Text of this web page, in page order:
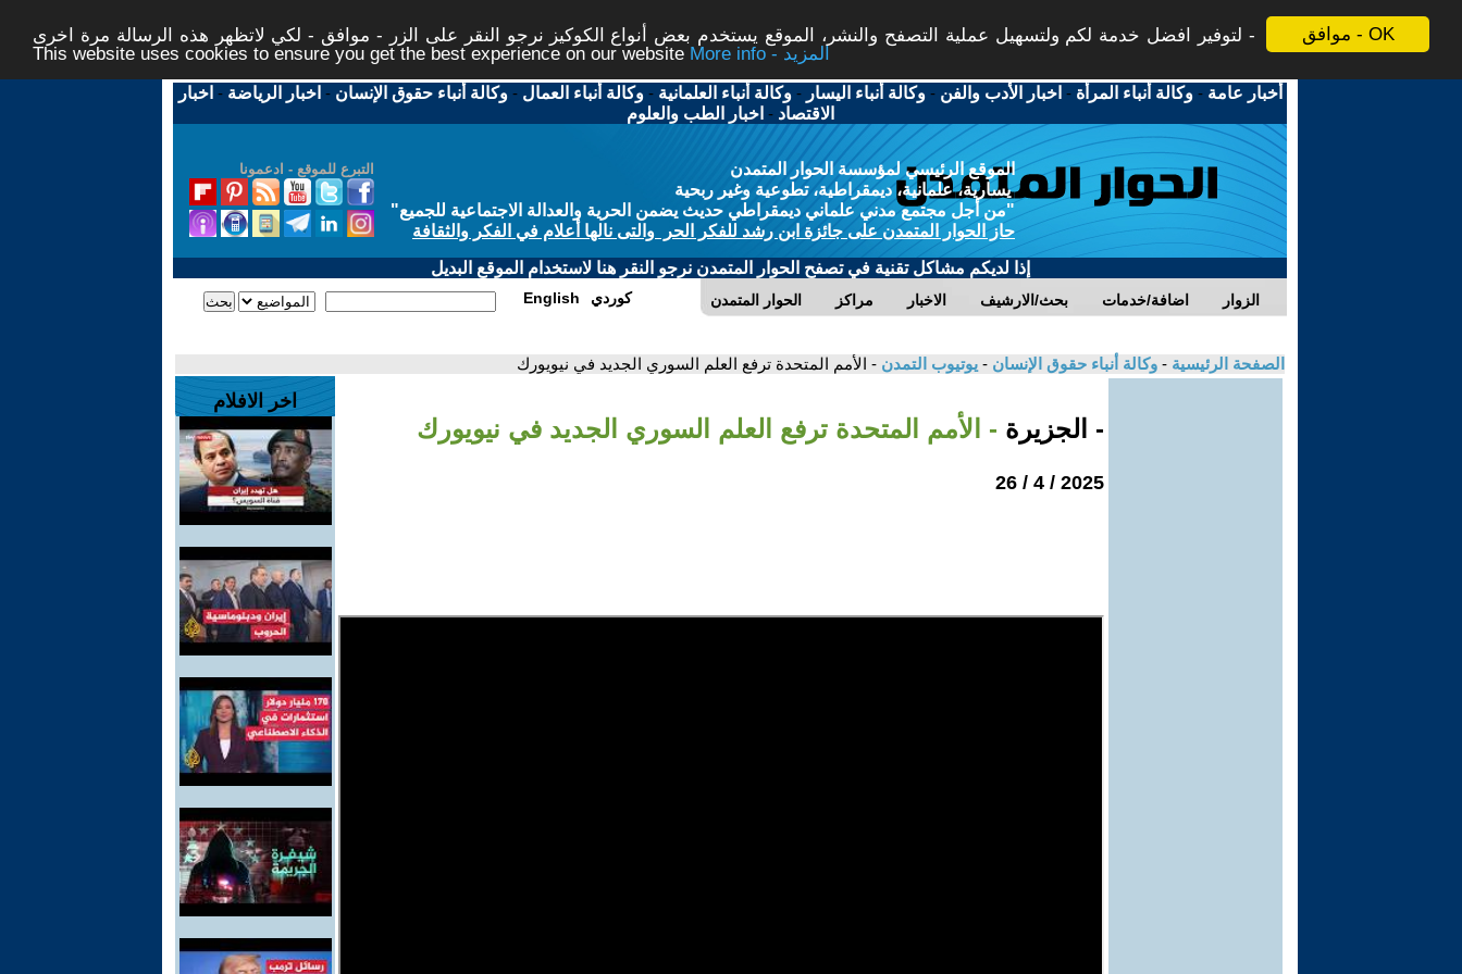
موافق - OK
لتوفير افضل خدمة لكم ولتسهيل عملية التصفح والنشر، الموقع يستخدم بعض أنواع الكوكيز نرجو النقر على الزر - موافق - لكي لاتظهر هذه الرسالة مرة اخرى -
This website uses cookies to ensure you get the best experience on our website
More info - المزيد
أخبار عامة -وكالة أنباء المرأة - اخبار الأدب والفن -وكالة أنباء اليسار -وكالة أنباء العلمانية -وكالة أنباء العمال -وكالة أنباء حقوق الإنسان - اخبار الرياضة - اخبار
الاقتصاد - اخبار الطب والعلوم
التبرع للموقع - ادعمونا
الموقع الرئيسي لمؤسسة الحوار المتمدن
يسارية، علمانية، ديمقراطية، تطوعية وغير ربحية
"من أجل مجتمع مدني علماني ديمقراطي حديث يضمن الحرية والعدالة الاجتماعية للجميع"
حاز الحوار المتمدن على جائزة ابن رشد للفكر الحر والتى نالها أعلام في الفكر والثقافة
إذا لديكم مشاكل تقنية في تصفح الحوار المتمدن نرجو النقر هنا لاستخدام الموقع البديل
الحوار المتمدن مراكز الاخبار بحث/الارشيف اضافة/خدمات الزوار English كوردي
الصفحة الرئيسية - وكالة أنباء حقوق الإنسان - يوتيوب التمدن - الأمم المتحدة ترفع العلم السوري الجديد في نيويورك
- الجزيرة - الأمم المتحدة ترفع العلم السوري الجديد في نيويورك
2025 / 4 / 26
اخر الافلام